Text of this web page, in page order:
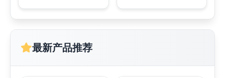
最新产品推荐